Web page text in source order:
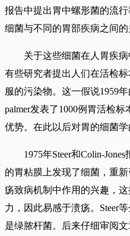
报告中提出胃中螺形菌的流
细菌与不同的胃部疾病之间的
关于这些细菌在人胃疾病
有些研究者提出人们在活检
服的污染物。这一假说1959
palmer发表了1000例胃活检
优势。在此以后对胃的细菌学
1975年Steer和Colin-Jones
的胃粘膜上发现了细菌，重
疡致病机制中作用的兴趣，
力，因此易感于溃疡。Steer
是绿脓杆菌。后来仔细审阅